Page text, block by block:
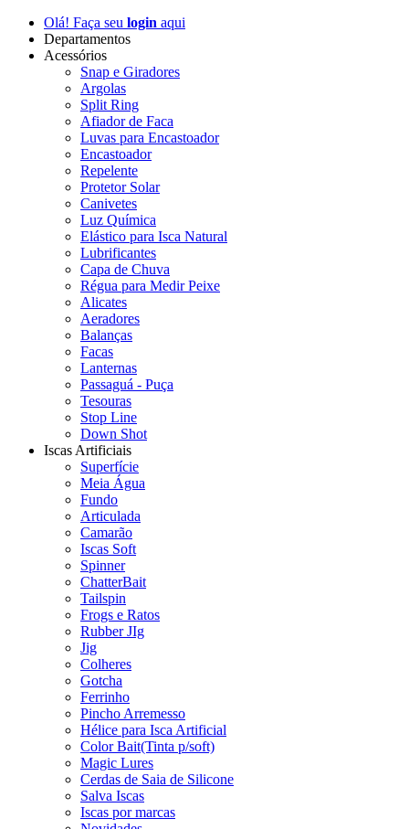
Olá! Faça seu login aqui
Departamentos
Acessórios
Snap e Giradores
Argolas
Split Ring
Afiador de Faca
Luvas para Encastoador
Encastoador
Repelente
Protetor Solar
Canivetes
Luz Química
Elástico para Isca Natural
Lubrificantes
Capa de Chuva
Régua para Medir Peixe
Alicates
Aeradores
Balanças
Facas
Lanternas
Passaguá - Puça
Tesouras
Stop Line
Down Shot
Iscas Artificiais
Superfície
Meia Água
Fundo
Articulada
Camarão
Iscas Soft
Spinner
ChatterBait
Tailspin
Frogs e Ratos
Rubber JIg
Jig
Colheres
Gotcha
Ferrinho
Pincho Arremesso
Hélice para Isca Artificial
Color Bait(Tinta p/soft)
Magic Lures
Cerdas de Saia de Silicone
Salva Iscas
Iscas por marcas